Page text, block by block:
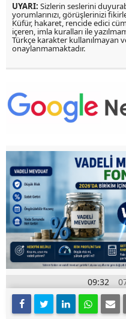
UYARI: Sizlerin seslerini
yorumlarınızı, görüşlerinizi
Küfür, hakaret, rencide edici
içeren, imla kuralları ile
Türkçe karakter kullanılmayan
onaylanmamaktadır.
09:32